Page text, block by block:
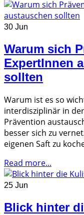
30 Jun
Warum sich
ExpertInnen
sollten
Warum ist es so
interdisziplinär in
Prävention
besser sich zu
eigenen Saft zu
Read more...
25 Jun
Blick hinter